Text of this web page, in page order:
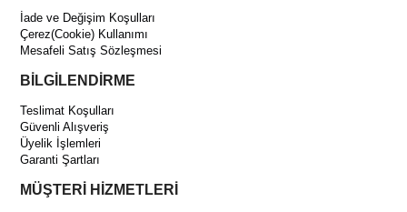
İade ve Değişim Koşulları
Çerez(Cookie) Kullanımı
Mesafeli Satış Sözleşmesi
BİLGİLENDİRME
Teslimat Koşulları
Güvenli Alışveriş
Üyelik İşlemleri
Garanti Şartları
MÜŞTERİ HİZMETLERİ